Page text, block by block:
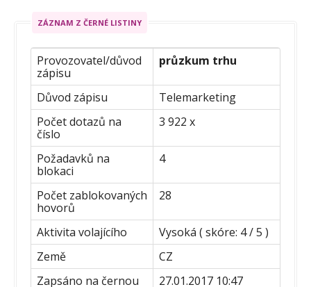
ZÁZNAM Z ČERNÉ LISTINY
Provozovatel/důvod
zápisu
průzkum trhu
Důvod zápisu
Telemarketing
Počet dotazů na
číslo
3 922 x
Požadavků na
blokaci
4
Počet zablokovaných
hovorů
28
Aktivita volajícího
Vysoká ( skóre: 4 / 5 )
Země
CZ
Zapsáno na černou
27.01.2017 10:47